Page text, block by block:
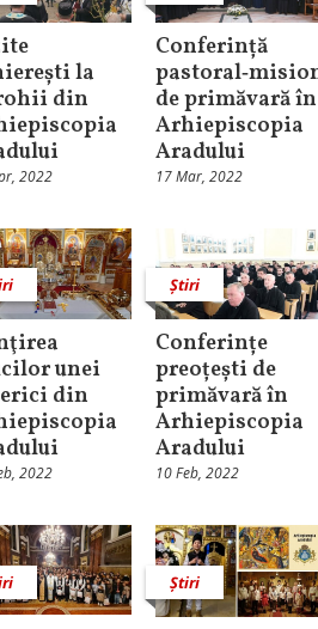
la
din
2022
Conferință
de primăvară în
Arhiepiscopia
Aradului
17 Mar, 2022
unei
din
2022
Știri
Conferințe
preoțești de
primăvară în
Arhiepiscopia
Aradului
10 Feb, 2022
Știri